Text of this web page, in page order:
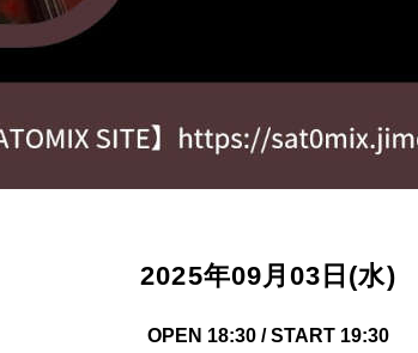
2025年09月03日(水)
OPEN 18:30 / START 19:30